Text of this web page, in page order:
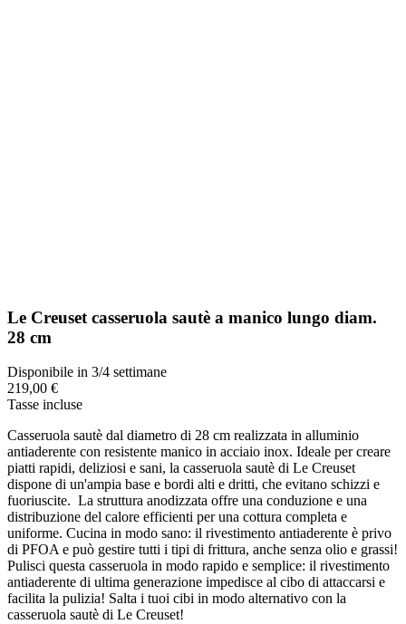
Le Creuset casseruola sautè a manico lungo diam.
28 cm
Disponibile in 3/4 settimane
219,00 €
Tasse incluse
Casseruola sautè dal diametro di 28 cm realizzata in alluminio
antiaderente con resistente manico in acciaio inox. Ideale per creare
piatti rapidi, deliziosi e sani, la casseruola sautè di Le Creuset
dispone di un'ampia base e bordi alti e dritti, che evitano schizzi e
fuoriuscite. La struttura anodizzata offre una conduzione e una
distribuzione del calore efficienti per una cottura completa e
uniforme. Cucina in modo sano: il rivestimento antiaderente è privo
di PFOA e può gestire tutti i tipi di frittura, anche senza olio e grassi!
Pulisci questa casseruola in modo rapido e semplice: il rivestimento
antiaderente di ultima generazione impedisce al cibo di attaccarsi e
facilita la pulizia! Salta i tuoi cibi in modo alternativo con la
casseruola sautè di Le Creuset!